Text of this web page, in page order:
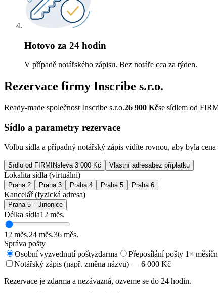
Hotovo za 24 hodin
V případě notářského zápisu. Bez notáře cca za týden.
Rezervace firmy Inscribe s.r.o.
Ready-made společnost Inscribe s.r.o.26 900 Kčse sídlem od
Sídlo a parametry rezervace
Volbu sídla a případný notářský zápis vidíte rovnou, aby byla
Sídlo od FIRMINsleva 3 000 Kč Vlastní adresabez příplatku
Lokalita sídla (virtuální)
Praha 2 Praha 3 Praha 4 Praha 5 Praha 6
Kancelář (fyzická adresa)
Praha 5 – Jinonice
Délka sídla12 měs.
12 měs.24 měs.36 měs.
Správa pošty
Osobní vyzvednutí poštyzdarma Přeposílání pošty 1×
Notářský zápis (např. změna názvu) — 6 000 Kč
Rezervace je zdarma a nezávazná, ozveme se do 24 hodin.